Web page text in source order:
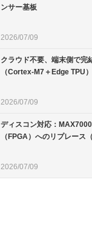
ンサー基板
2026/07/09
クラウド不要、端末側で完
（Cortex-M7＋Edge TPU）
2026/07/09
ディスコン対応：
（FPGA）へのリプレース
2026/07/09